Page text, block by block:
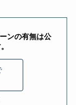
ンの有無は公
。